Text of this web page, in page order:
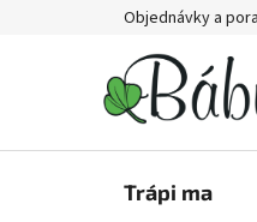
Objednávky a
Trápi ma